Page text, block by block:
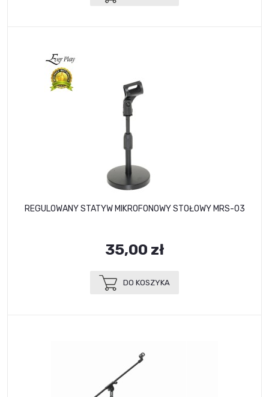
REGULOWANY STATYW MIKROFONOWY STOŁOWY MRS-03
35,00 zł
DO KOSZYKA